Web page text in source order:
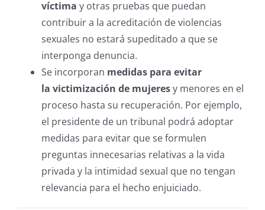
víctima y otras pruebas que puedan
contribuir a la acreditación de violencias
sexuales no estará supeditado a que se
interponga denuncia.
Se incorporan medidas para evitar
la victimización de mujeresy menores en el
proceso hasta su recuperación. Por ejemplo,
el presidente de un tribunal podrá adoptar
medidas para evitar que se formulen
preguntas innecesarias relativas a la vida
privada y la intimidad sexual que no tengan
relevancia para el hecho enjuiciado.